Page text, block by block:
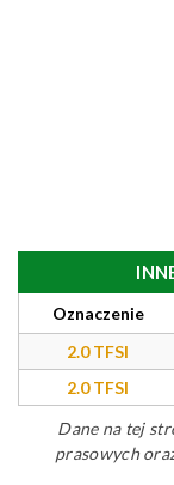
Oznaczenie
2.0 TFSI
2.0 TFSI
Dane na tej
prasowych